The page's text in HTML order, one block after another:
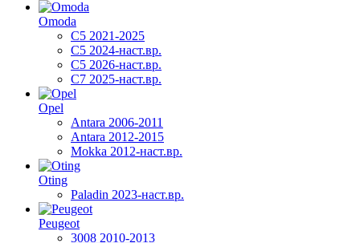
Omoda
C5 2021-2025
C5 2024-наст.вр.
C5 2026-наст.вр.
C7 2025-наст.вр.
Opel
Antara 2006-2011
Antara 2012-2015
Mokka 2012-наст.вр.
Oting
Paladin 2023-наст.вр.
Peugeot
3008 2010-2013